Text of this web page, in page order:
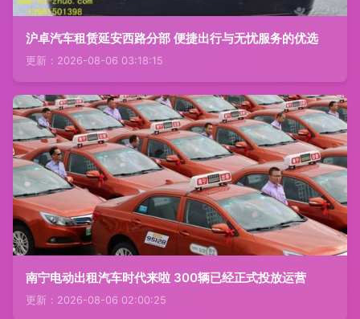
沪卓汽车租赁延安西路分部 便捷出行与无忧服务的优选
更新：2026-08-06 03:18:15
南宁电动出租汽车时代来啦 300辆已经正式投放运营
更新：2026-08-06 02:00:25